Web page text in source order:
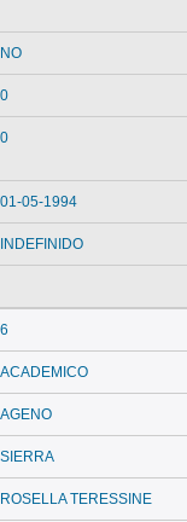
NO
0
0
01-05-1994
INDEFINIDO
6
ACADEMICO
AGENO
SIERRA
ROSELLA TERESSINE